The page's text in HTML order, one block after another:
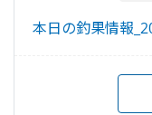
本日の釣果情報